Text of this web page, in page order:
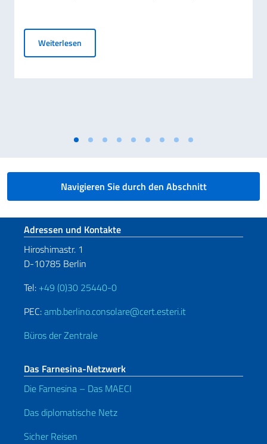
Weiterlesen
Navigieren Sie durch den Abschnitt
Fußbereich
Adressen und Kontakte
Hiroshimastr. 1
D-10785 Berlin
Tel: +49 (0)30 25440-0
PEC:amb.berlino.consolare@cert.esteri.it
Büros der Zentrale
Das Farnesina-Netzwerk
Die Farnesina – Das MAECI
Das diplomatische Netz
Sicher Reisen